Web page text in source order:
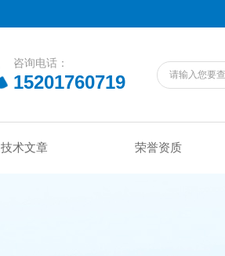
咨询电话：
15201760719
技术文章 荣誉资质